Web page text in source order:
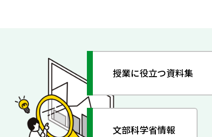
授業に役立つ資料集
文部科学省情報